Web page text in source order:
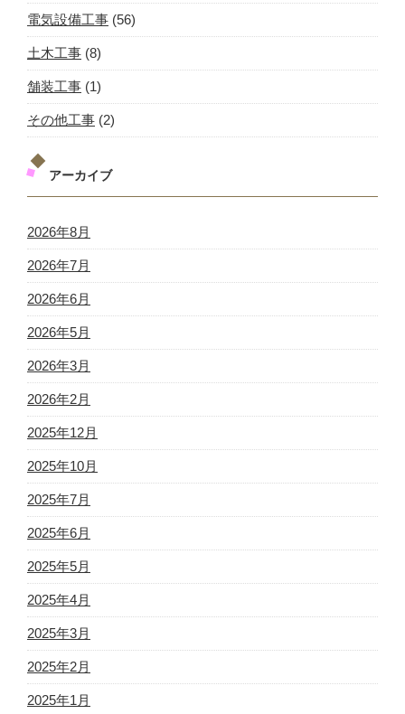
電気設備工事 (56)
土木工事 (8)
舗装工事 (1)
その他工事 (2)
アーカイブ
2026年8月
2026年7月
2026年6月
2026年5月
2026年3月
2026年2月
2025年12月
2025年10月
2025年7月
2025年6月
2025年5月
2025年4月
2025年3月
2025年2月
2025年1月